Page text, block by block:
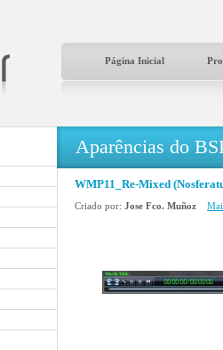
Página Inicial
Aparências do
WMP11_Re-Mixed
Criado por: Jose Fco. Muñoz